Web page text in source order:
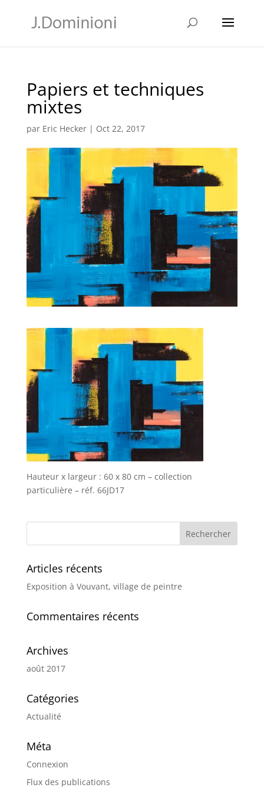
Papiers et techniques
mixtes
par Eric Hecker| Oct 22, 2017
Hauteur x largeur : 60 x 80 cm – collection
particulière – réf. 66JD17
Articles récents
Exposition à Vouvant, village de peintre
Commentaires récents
Archives
août 2017
Catégories
Actualité
Méta
Connexion
Flux des publications